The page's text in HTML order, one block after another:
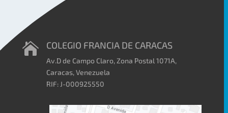
 COLEGIO FRANCIA DE CARACAS
Av.D de Campo Claro, Zona Postal 1071A,
Caracas, Venezuela
RIF: J-000925550